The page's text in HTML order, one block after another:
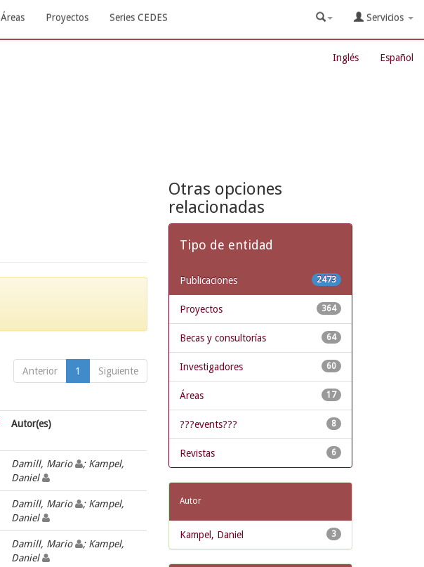
Áreas Proyectos Series CEDES Servicios
Inglés Español
Anterior 1 Siguiente
Autor(es)
Damill, Mario
; Kampel,
Daniel
Damill, Mario
; Kampel,
Daniel
Damill, Mario
; Kampel,
Daniel
Otras opciones
relacionadas
Tipo de entidad
2473
Publicaciones
364
Proyectos
64
Becas y consultorías
60
Investigadores
17
Áreas
8
???events???
6
Revistas
Autor
3
Kampel, Daniel